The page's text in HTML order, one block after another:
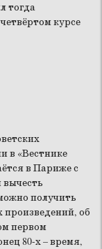
тогда
курсе
в «Вестнике
в Париже с
вычесть
получить
об
первом
80-х – время,